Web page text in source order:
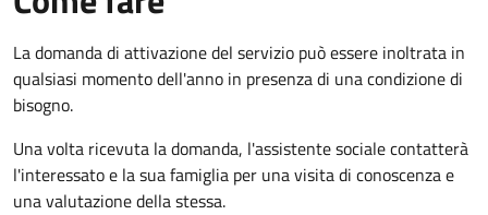
La domanda di attivazione del servizio può essere inoltrata in
qualsiasi momento dell'anno in presenza di una condizione di
bisogno.
Una volta ricevuta la domanda, l'assistente sociale contatterà
l'interessato e la sua famiglia per una visita di conoscenza e
una valutazione della stessa.